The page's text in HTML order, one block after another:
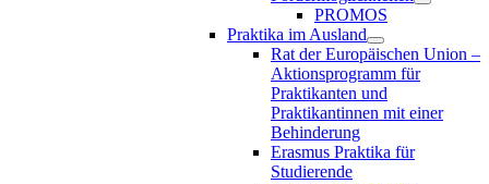
PROMOS
Praktika im Ausland
Rat der Europäischen Union –
Aktionsprogramm für
Praktikanten und
Praktikantinnen mit einer
Behinderung
Erasmus Praktika für
Studierende